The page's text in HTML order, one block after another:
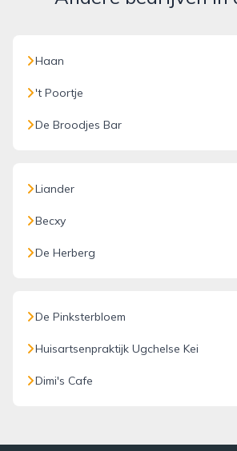
Haan
't Poortje
De Broodjes Bar
Liander
Becxy
De Herberg
De Pinksterbloem
Huisartsenpraktijk Ugchelse Kei
Dimi's Cafe